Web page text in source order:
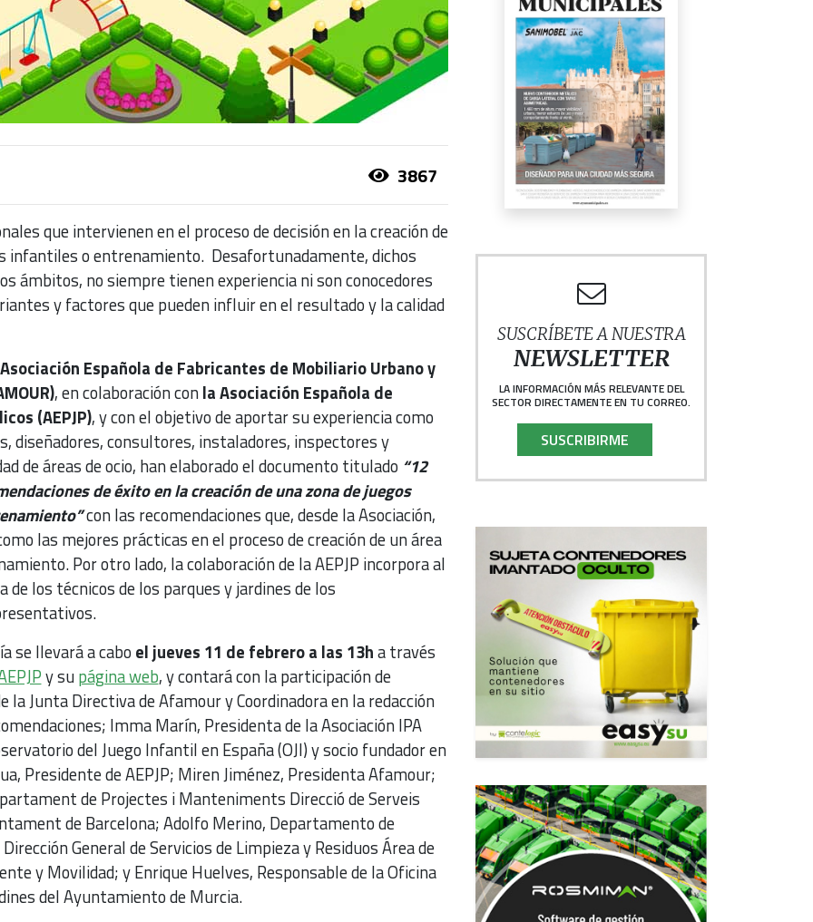
3867
que intervienen en el proceso de decisión en la creación de
infantiles o entrenamiento. Desafortunadamente, dichos
ámbitos, no siempre tienen experiencia ni son conocedores
y factores que pueden influir en el resultado y la calidad
Asociación Española de Fabricantes de Mobiliario Urbano y
, en colaboración conla Asociación Española de
(AEPJP), y con el objetivo de aportar su experiencia como
diseñadores, consultores, instaladores, inspectores y
de áreas de ocio, han elaborado el documento titulado “12
de éxito en la creación de una zona de juegos
con las recomendaciones que, desde la Asociación,
las mejores prácticas en el proceso de creación de un área
Por otro lado, la colaboración de la AEPJP incorpora al
de los técnicos de los parques y jardines de los
se llevará a cabo el jueves 11 de febrero a las 13ha través
y supágina web, y contará con la participación de
la Junta Directiva de Afamour y Coordinadora en la redacción
Imma Marín, Presidenta de la Asociación IPA
del Juego Infantil en España (OJI) y socio fundador en
Presidente de AEPJP; Miren Jiménez, Presidenta Afamour;
de Projectes i Manteniments Direcció de Serveis
de Barcelona; Adolfo Merino, Departamento de
General de Servicios de Limpieza y Residuos Área de
y Movilidad; y Enrique Huelves, Responsable de la Oficina
del Ayuntamiento de Murcia.
SUSCRÍBETE A NUESTRA
NEWSLETTER
LA INFORMACIÓN MÁS RELEVANTE DEL
SECTOR DIRECTAMENTE EN TU CORREO.
SUSCRIBIRME